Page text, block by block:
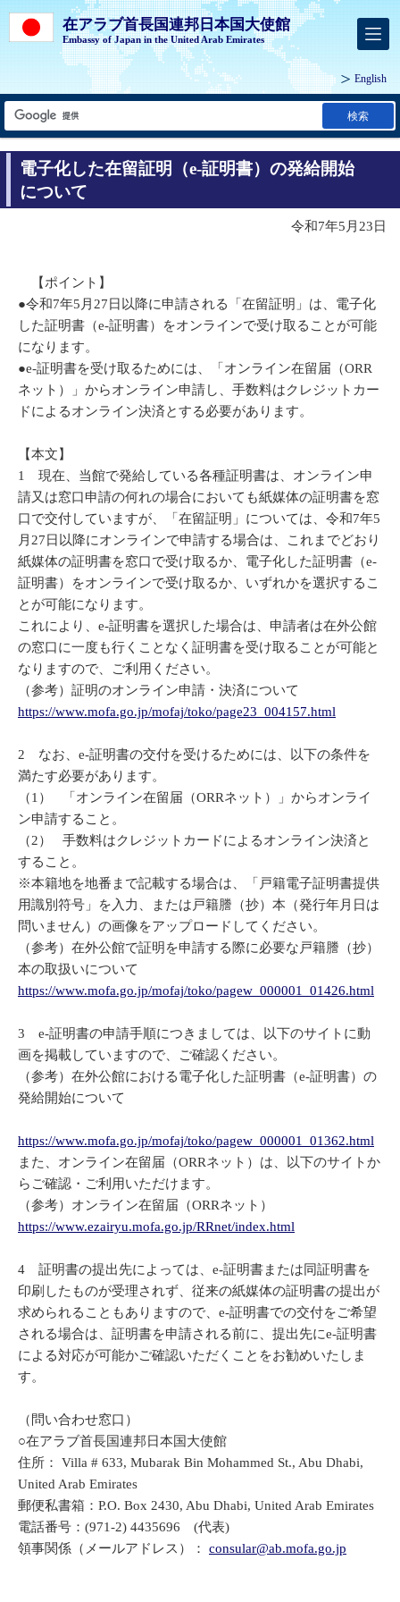
在アラブ首長国連邦日本国大使館
Embassy of Japan in the United Arab Emirates
English
検索
電子化した在留証明（e-証明書）の発給開始
について
令和7年5月23日
【ポイント】
●令和7年5月27日以降に申請される「在留証明」は、電子化
した証明書（e-証明書）をオンラインで受け取ることが可能
になります。
●e-証明書を受け取るためには、「オンライン在留届（ORR
ネット）」からオンライン申請し、手数料はクレジットカー
ドによるオンライン決済とする必要があります。
【本文】
1 現在、当館で発給している各種証明書は、オンライン申
請又は窓口申請の何れの場合においても紙媒体の証明書を窓
口で交付していますが、「在留証明」については、令和7年5
月27日以降にオンラインで申請する場合は、これまでどおり
紙媒体の証明書を窓口で受け取るか、電子化した証明書（e-
証明書）をオンラインで受け取るか、いずれかを選択するこ
とが可能になります。
これにより、e-証明書を選択した場合は、申請者は在外公館
の窓口に一度も行くことなく証明書を受け取ることが可能と
なりますので、ご利用ください。
（参考）証明のオンライン申請・決済について
https://www.mofa.go.jp/mofaj/toko/page23_004157.html
2 なお、e-証明書の交付を受けるためには、以下の条件を
満たす必要があります。
（1） 「オンライン在留届（ORRネット）」からオンライ
ン申請すること。
（2） 手数料はクレジットカードによるオンライン決済と
すること。
※本籍地を地番まで記載する場合は、「戸籍電子証明書提供
用識別符号」を入力、または戸籍謄（抄）本（発行年月日は
問いません）の画像をアップロードしてください。
（参考）在外公館で証明を申請する際に必要な戸籍謄（抄）
本の取扱いについて
https://www.mofa.go.jp/mofaj/toko/pagew_000001_01426.html
3 e-証明書の申請手順につきましては、以下のサイトに動
画を掲載していますので、ご確認ください。
（参考）在外公館における電子化した証明書（e-証明書）の
発給開始について
https://www.mofa.go.jp/mofaj/toko/pagew_000001_01362.html
また、オンライン在留届（ORRネット）は、以下のサイトか
らご確認・ご利用いただけます。
（参考）オンライン在留届（ORRネット）
https://www.ezairyu.mofa.go.jp/RRnet/index.html
4 証明書の提出先によっては、e-証明書または同証明書を
印刷したものが受理されず、従来の紙媒体の証明書の提出が
求められることもありますので、e-証明書での交付をご希望
される場合は、証明書を申請される前に、提出先にe-証明書
による対応が可能かご確認いただくことをお勧めいたしま
す。
（問い合わせ窓口）
○在アラブ首長国連邦日本国大使館
住所： Villa # 633, Mubarak Bin Mohammed St., Abu Dhabi,
United Arab Emirates
郵便私書箱：P.O. Box 2430, Abu Dhabi, United Arab Emirates
電話番号：(971-2) 4435696 (代表)
領事関係（メールアドレス）： consular@ab.mofa.go.jp